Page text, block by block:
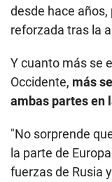
desde hace
reforzada tras la
Y cuanto más se
Occidente, más
ambas partes en
"No sorprende
la parte de
fuerzas de Rusia